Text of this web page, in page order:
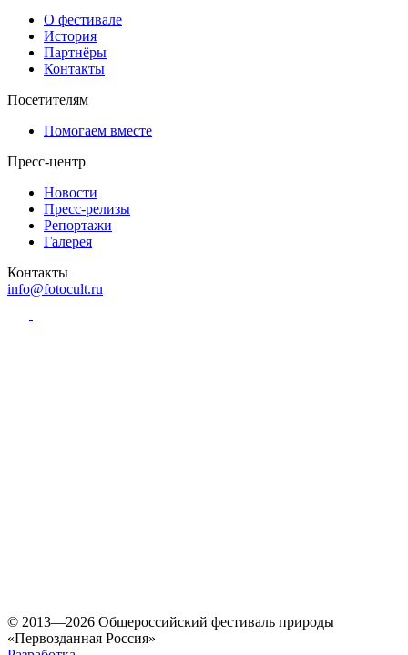
О фестивале
История
Партнёры
Контакты
Посетителям
Помогаем вместе
Пресс-центр
Новости
Пресс-релизы
Репортажи
Галерея
Контакты
info@fotocult.ru
© 2013—2026 Общероссийский фестиваль природы
«Первозданная Россия»